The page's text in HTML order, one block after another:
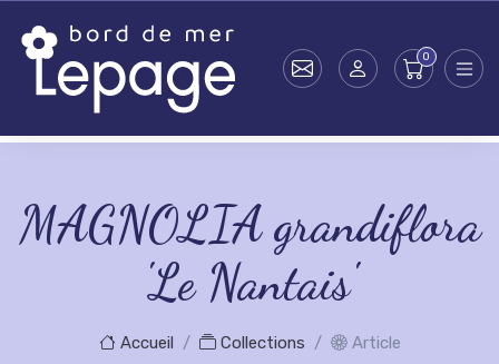
MAGNOLIA grandiflora
'Le Nantais'
Accueil Collections Article